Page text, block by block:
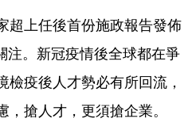
上任後首份施政報告發佈
注。新冠疫情後全球都在爭
檢疫後人才勢必有所回流，
搶人才，更須搶企業。